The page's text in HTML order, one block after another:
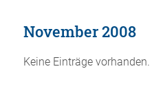
November 2008
Keine Einträge vorhanden.